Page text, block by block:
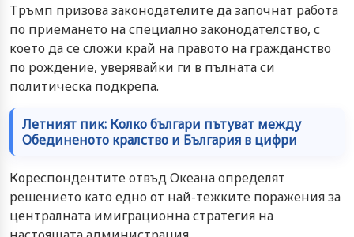
Тръмп призова законодателите да започнат работа
по приемането на специално законодателство, с
което да се сложи край на правото на гражданство
по рождение, уверявайки ги в пълната си
политическа подкрепа.
Летният пик: Колко българи пътуват между
Обединеното кралство и България в цифри
Кореспондентите отвъд Океана определят
решението като едно от най-тежките поражения за
централната имиграционна стратегия на